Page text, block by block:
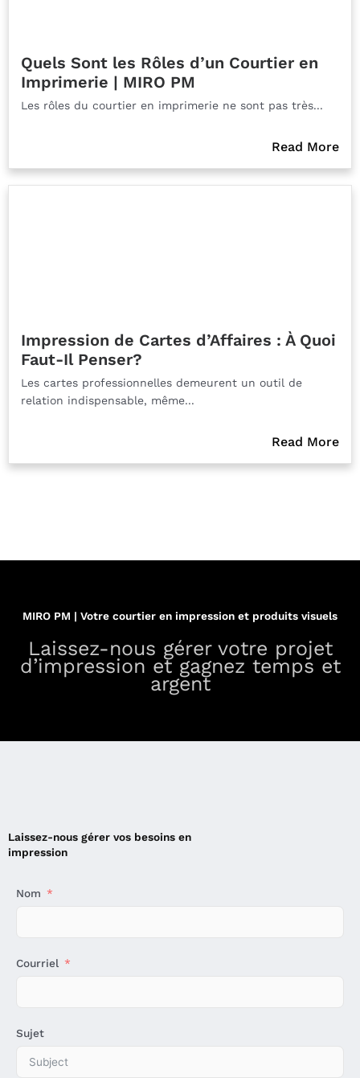
Quels Sont les Rôles d’un Courtier en
Imprimerie | MIRO PM
Les rôles du courtier en imprimerie ne sont pas très...
Read More
Impression de Cartes d’Affaires : À Quoi
Faut-Il Penser?
Les cartes professionnelles demeurent un outil de
relation indispensable, même...
Read More
MIRO PM | Votre courtier en impression et produits visuels
Laissez-nous gérer votre projet
d’impression et gagnez temps et
argent
Laissez-nous gérer vos besoins en
impression
Nom
Courriel
Sujet